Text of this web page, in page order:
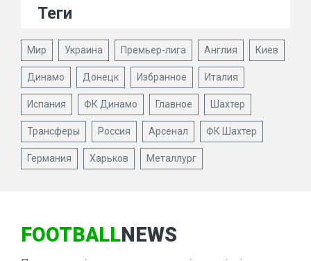
Теги
Мир Украина Премьер-лига Англия Киев
Динамо Донецк Избранное Италия
Испания ФК Динамо Главное Шахтер
Трансферы Россия Арсенал ФК Шахтер
Германия Харьков Металлург
FOOTBALLNEWS